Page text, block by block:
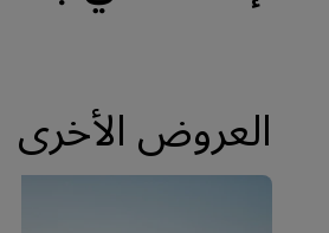
العروض الأخرى